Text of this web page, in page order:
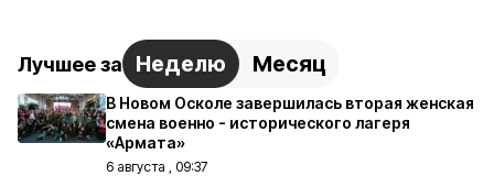
Лучшее за Неделю Месяц
В Новом Осколе завершилась вторая женская
смена военно - исторического лагеря
«Армата»
6 августа , 09:37